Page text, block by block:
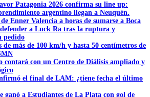
Patagonia 2026 confirma su line up:
argentino llegan a Neuquén.
Enner Valencia a horas de sumarse a Boca
a Luck Ra tras la ruptura y
pedido
de más de 100 km/h y hasta 50 centímetros de
contará con un Centro de Diálisis ampliado y
el final de LAM: ¿tiene fecha el último
ganó a Estudiantes de La Plata con gol de